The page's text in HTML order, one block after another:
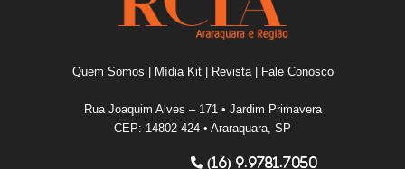
Quem Somos Mídia Kit| Revista| Fale Conosco
Rua Joaquim Alves – 171 • Jardim Primavera
CEP: 14802-424 • Araraquara, SP
(16) 9.9781.7050